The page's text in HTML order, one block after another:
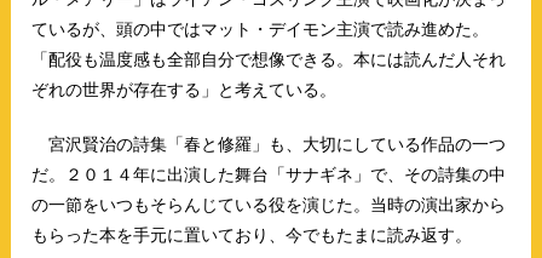
ているが、頭の中ではマット・デイモン主演で読み進めた。
「配役も温度感も全部自分で想像できる。本には読んだ人それ
ぞれの世界が存在する」と考えている。
宮沢賢治の詩集「春と修羅」も、大切にしている作品の一つ
だ。２０１４年に出演した舞台「サナギネ」で、その詩集の中
の一節をいつもそらんじている役を演じた。当時の演出家から
もらった本を手元に置いており、今でもたまに読み返す。